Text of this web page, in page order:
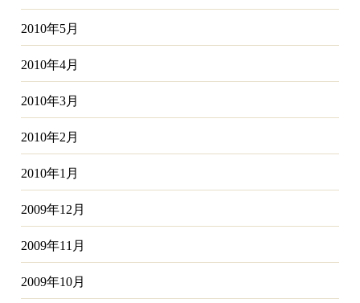
2010年5月
2010年4月
2010年3月
2010年2月
2010年1月
2009年12月
2009年11月
2009年10月